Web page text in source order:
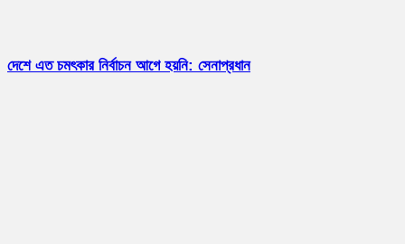
দেশে এত চমৎকার নির্বাচন আগে হয়নি: সেনাপ্রধান